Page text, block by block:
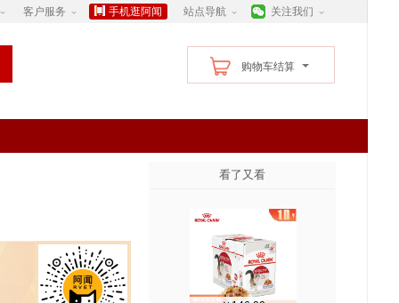
客户服务 手机逛阿闻 站点导航 关注我们
购物车结算
看了又看